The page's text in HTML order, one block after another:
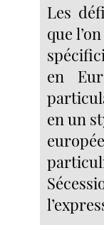
Les
que
en
en un